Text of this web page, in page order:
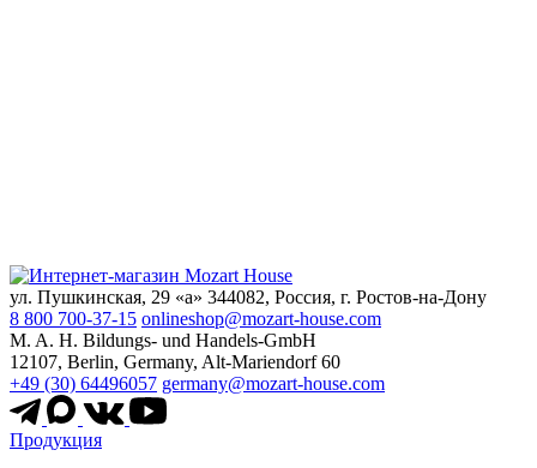
ул. Пушкинская, 29 «а» 344082, Россия, г. Ростов-на-Дону
8 800 700-37-15 onlineshop@mozart-house.com
M. A. H. Bildungs- und Handels-GmbH
12107, Berlin, Germany, Alt-Mariendorf 60
+49 (30) 64496057 germany@mozart-house.com
Продукция